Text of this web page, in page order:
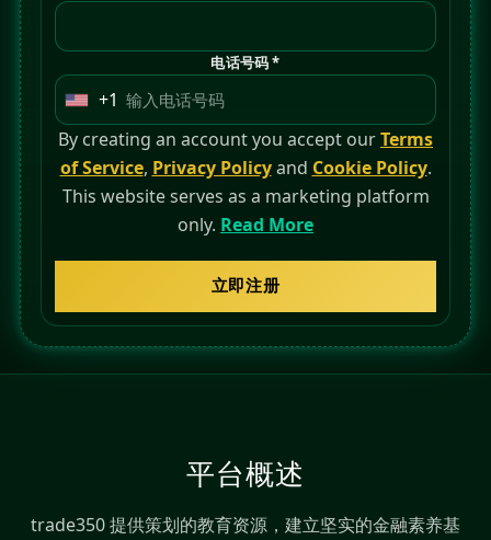
电话号码 *
U
n
i
t
t
+1
By creating an account you accept ourTerms
of Service, Privacy Policyand Cookie Policy.
This website serves as a marketing platform
only. Read More
立即注册
平台概述
trade350 提供策划的教育资源，建立坚实的金融素养基